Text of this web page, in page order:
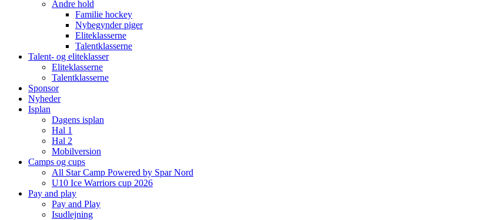
Andre hold
Familie hockey
Nybegynder piger
Eliteklasserne
Talentklasserne
Talent- og eliteklasser
Eliteklasserne
Talentklasserne
Sponsor
Nyheder
Isplan
Dagens isplan
Hal 1
Hal 2
Mobilversion
Camps og cups
All Star Camp Powered by Spar Nord
U10 Ice Warriors cup 2026
Pay and play
Pay and Play
Isudlejning